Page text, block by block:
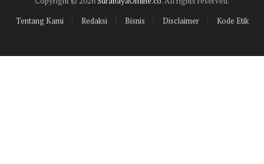
Tentang Kami
Redaksi Bisnis Disclaimer Kode Etik